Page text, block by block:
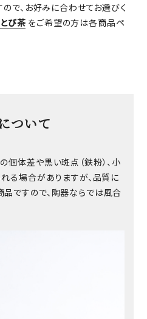
で、お好みに合わせてお選びく
とび茶をご希望の方は各商品ペ
ついて
個体差や黒い斑点（鉄粉）、小
る場合がありますが、品質に
ですので、陶器ならでは風合